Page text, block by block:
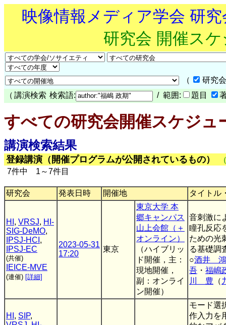
映像情報メディア学会 研
研究会 開催ス
（
研究
（ 講演検索 検索語: / 範囲: 題目
すべての研究会開催スケジュ
講演検索結果
登録講演（開催プログラムが公開されているもの）
7件中 1～7件目
研究会 発表日時 開催地 タイトル
HI , VRSJ, HI-
SIG-DeMO,
IPSJ-HCI ,
IPSJ-EC
(共催)
IEICE-MVE
(連催) [詳細]
2023-05-31
17:20
東京
東京大学 本
郷キャンパス
山上会館（＋
オンライン）
（ハイブリッ
ド開催，主：
現地開催，
副：オンライ
ン開催）
音刺激に
瞳孔反応
ための光
る基礎調
○酒井 鴻
吾 ・ 福嶋
川 豊 （
HI , SIP,
モード選
作入力を